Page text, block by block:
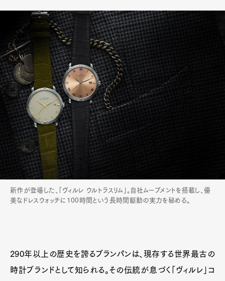
新作が登場した、「ヴィルレ ウルトラスリム」。自社ムーブメントを搭載し、優
美なドレスウォッチに100時間という長時間駆動の実力を秘める。
290年以上の歴史を誇るブランパンは、現存する世界最古の
時計ブランドとして知られる。その伝統が息づく「ヴィルレ」コ